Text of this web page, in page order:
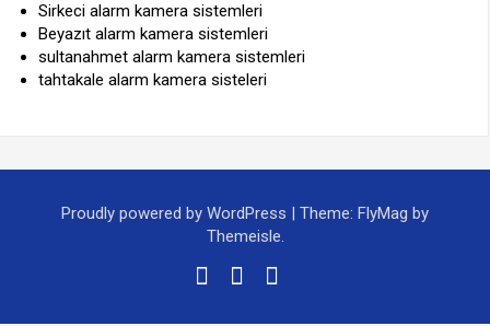
Sirkeci alarm kamera sistemleri
Beyazıt alarm kamera sistemleri
sultanahmet alarm kamera sistemleri
tahtakale alarm kamera sisteleri
Proudly powered by WordPress | Theme: FlyMag by
Themeisle.
Facebook
Twitter